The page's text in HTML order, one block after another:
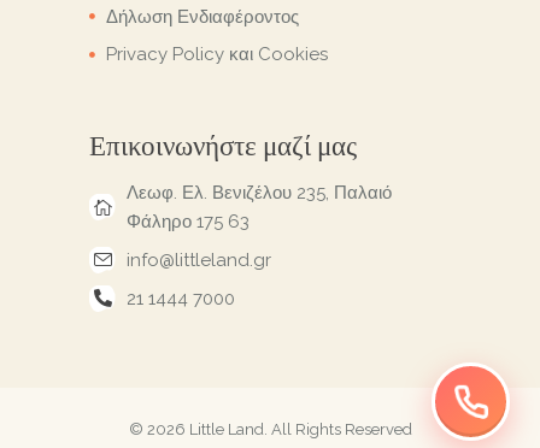
Δήλωση Ενδιαφέροντος
Privacy Policy και Cookies
Επικοινωνήστε μαζί μας
Λεωφ. Ελ. Βενιζέλου 235, Παλαιό
Φάληρο 175 63
info@littleland.gr
21 1444 7000
© 2026 Little Land. All Rights Reserved